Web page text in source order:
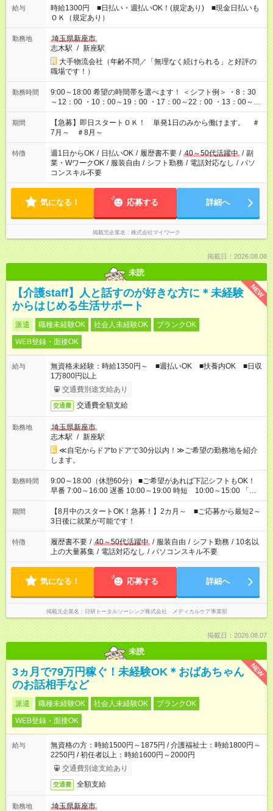
給与
時給1300円 ■日払い・週払いOK！(規定あり) ■現金日払いも
ＯＫ（規定あり）
勤務地
埼玉県新座市
志木駅 / 新座駅
大手物流会社（年齢不問／「無理なく続けられる」と好評の
職場です！）
勤務時間
9:00～18:00 希望の時間帯を選べます！ ＜シフト例＞ ・8：30
～12：00 ・10：00～19：00 ・17：00～22：00 ・13：00～
22：00 ・22：00～翌6：00 など
期間
【急募】即日スタートＯＫ！ 単発1日のみから働けます。 ＃
7月～ ＃8月～
特徴 週1日からOK / 日払いOK / 履歴書不要 / 40～50代活躍中 / 副
業・WワークOK / 服装自由 / シフト勤務 / 電話対応なし / パソ
コンスキル不要
気になる！ 応募する 詳細へ
掲載元企業名 株式会社マイワーク
掲載日：2026.08.08
未読
NEW
【介護staff】人と話すのが好きな方に＊未経験
からはじめる生活サポート
派遣 職種未経験OK 社会人未経験OK
ブランクOK
WEB登録・面接OK
給与
無資格未経験：時給1350円～ ■週払いOK ■扶養内OK ■日収
1万800円以上
交通費別途支給あり
交通費 交通費全額支給
勤務地
埼玉県新座市
志木駅 / 新座駅
≪自宅からドアtoドアで30分以内！≫ご希望の勤務地を紹介
します。
勤務時間
9:00～18:00（休憩60分） ■ご希望があれば下記シフトもOK！
早番 7:00～16:00 遅番 10:00～19:00 時短 10:00～15:00 「家
族と休みを合わせたい」 「余裕を持って夕飯の準備がしたい」
「できれば残業はしたくない」 など、ご希望を教えてください
ね。 ※Wワーク希望の方へ 今ご覧のお仕事で希望する勤務時間
と、もう1つのお仕事の勤務時間。 合計で週40時間を超える場
合は応募できません。
期間
【8月中のスタートOK！急募！】2カ月～ ■ご応募から最短2～
3日後に就業が可能です！
特徴 履歴書不要 / 40～50代活躍中 / 服装自由 / シフト勤務 / 10名以
上の大量募集 / 電話対応なし / パソコンスキル不要
気になる！ 応募する 詳細へ
掲載元企業名 日研トータルソーシング株式会社 メディカルケア事業部
掲載日：2026.08.07
未読
NEW
3ヵ月で79万円稼ぐ！未経験OK＊おばあちゃん
のお話相手など
派遣 職種未経験OK 社会人未経験OK
ブランクOK
WEB登録・面接OK
給与
無資格の方：時給1500円～1875円 / 介護福祉士：時給1800円～
2250円 / 初任者以上：時給1600円～2000円
交通費別途支給あり
交通費 全額支給
勤務地
埼玉県新座市